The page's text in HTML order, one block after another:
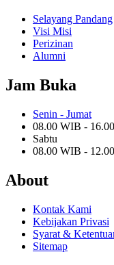
Selayang Pandang
Visi Misi
Perizinan
Alumni
Jam Buka
Senin - Jumat
08.00 WIB -
Sabtu
08.00 WIB -
About
Kontak Kami
Kebijakan Privasi
Syarat &
Sitemap